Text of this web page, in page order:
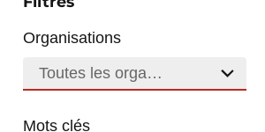
Organisations
Toutes les organisations
Mots clés